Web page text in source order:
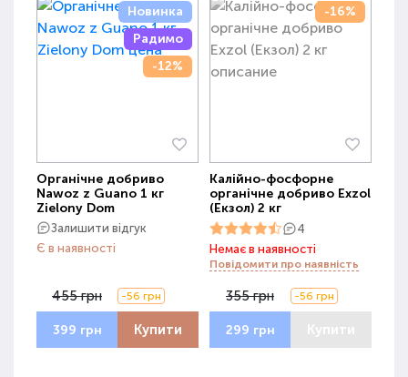
Новинка
Радимо
-12%
Органічне добриво
Nawoz z Guano 1 кг
Zielony Dom
Залишити відгук
Є в наявності
455 грн -56 грн
399 грн Купити
-16%
Калійно-фосфорне
органічне добриво Exzol
(Екзол) 2 кг
4
Немає в наявності
Повідомити про наявність
355 грн -56 грн
299 грн Купити